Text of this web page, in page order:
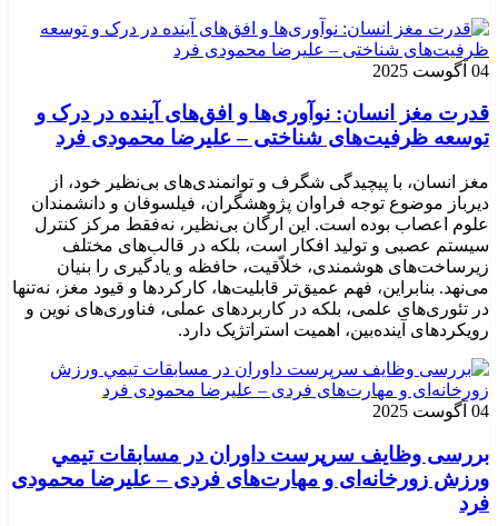
04 آگوست 2025
قدرت مغز انسان: نوآوری‌ها و افق‌های آینده در درک و
توسعه ظرفیت‌های شناختی – علیرضا محمودی فرد
مغز انسان، با پیچیدگی شگرف و توانمندی‌های بی‌نظیر خود، از
دیرباز موضوع توجه فراوان پژوهشگران، فیلسوفان و دانشمندان
علوم اعصاب بوده است. این ارگان بی‌نظیر، نه‌فقط مرکز کنترل
سیستم عصبی و تولید افکار است، بلکه در قالب‌های مختلف
زیرساخت‌های هوشمندی، خلاّقیت، حافظه و یادگیری را بنیان
می‌نهد. بنابراین، فهم عمیق‌تر قابلیت‌ها، کارکردها و قیود مغز، نه‌تنها
در تئوری‌های علمی، بلکه در کاربردهای عملی، فناوری‌های نوین و
رویکردهای آینده‌بین، اهمیت استراتژیک دارد.
04 آگوست 2025
بررسی وظايف سرپرست داوران در مسابقات تیمي
ورزش زورخانه‌ای و مهارت‌های فردی – علیرضا محمودی
فرد